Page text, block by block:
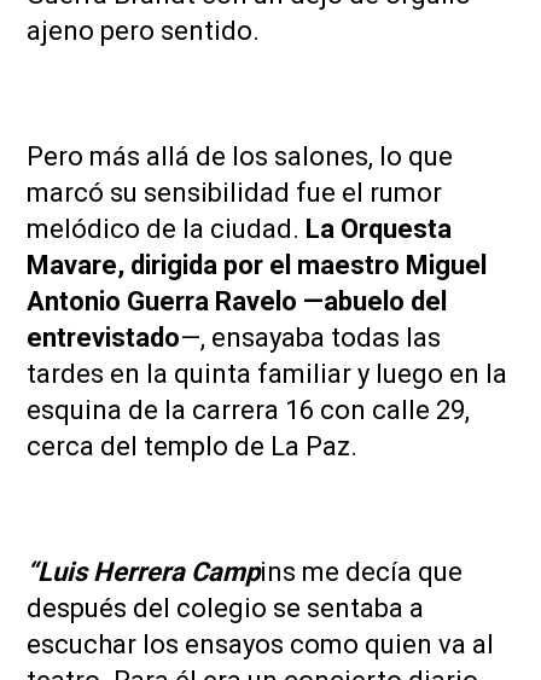
ajeno pero sentido.
Pero más allá de los salones, lo que
marcó su sensibilidad fue el rumor
melódico de la ciudad. La Orquesta
Mavare, dirigida por el maestro Miguel
Antonio Guerra Ravelo —abuelo del
entrevistado—, ensayaba todas las
tardes en la quinta familiar y luego en la
esquina de la carrera 16 con calle 29,
cerca del templo de La Paz.
“Luis Herrera Campins me decía que
después del colegio se sentaba a
escuchar los ensayos como quien va al